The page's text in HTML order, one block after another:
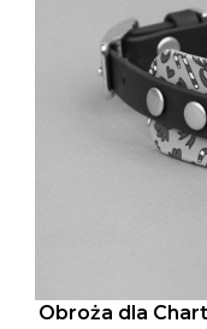
Obroża dla